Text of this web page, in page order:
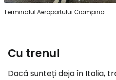
Terminalul Aeroportului Ciampino
Cu trenul
Dacă sunteți deja în Italia,